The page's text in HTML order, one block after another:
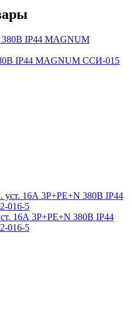
IP44 MAGNUM ССИ-015
16А 3P+PE+N 380В IP44
016-5